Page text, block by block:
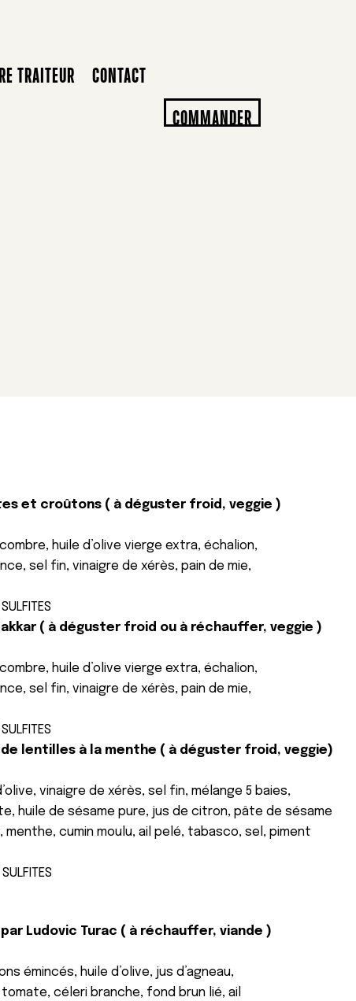
TRAITEUR
CONTACT
COMMANDER
et croûtons ( à déguster froid, veggie )
huile d’olive vierge extra, échalion,
sel fin, vinaigre de xérès, pain de mie,
( à déguster froid ou à réchauffer, veggie )
huile d’olive vierge extra, échalion,
sel fin, vinaigre de xérès, pain de mie,
de lentilles à la menthe ( à déguster froid, veggie)
vinaigre de xérès, sel fin, mélange 5 baies,
huile de sésame pure, jus de citron, pâte de sésame
menthe, cumin moulu, ail pelé, tabasco, sel, piment
par Ludovic Turac ( à réchauffer, viande )
émincés, huile d’olive, jus d’agneau,
céleri branche, fond brun lié, ail